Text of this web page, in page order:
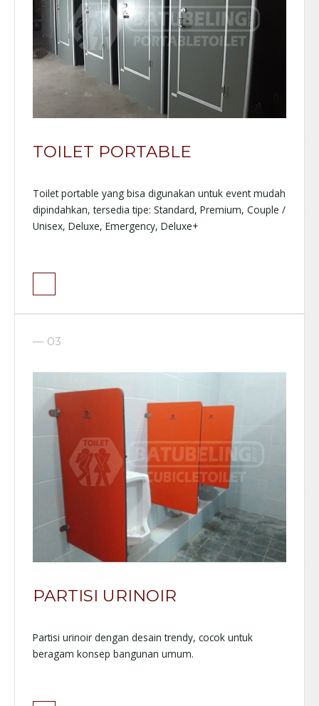
TOILET PORTABLE
Toilet portable yang bisa digunakan untuk event mudah
dipindahkan, tersedia tipe: Standard, Premium, Couple /
Unisex, Deluxe, Emergency, Deluxe+
— 03
PARTISI URINOIR
Partisi urinoir dengan desain trendy, cocok untuk
beragam konsep bangunan umum.